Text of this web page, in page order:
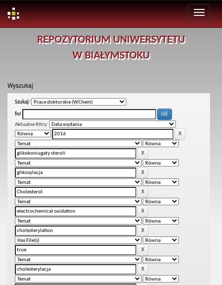
REPOZYTORIUM UNIWERSYTETU
W BIAŁYMSTOKU
Wyszukaj
Szukaj:
for
Aktualne filtry: